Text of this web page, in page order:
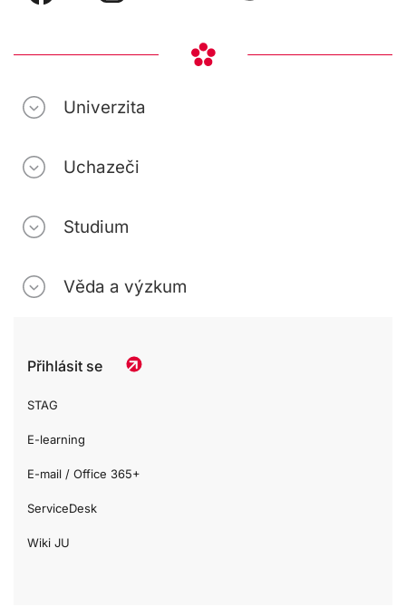
Univerzita
Uchazeči
Studium
Věda a výzkum
Přihlásit se
STAG
E-learning
E-mail / Office 365+
ServiceDesk
Wiki JU